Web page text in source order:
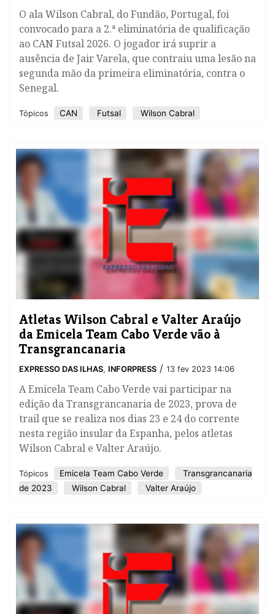
O ala Wilson Cabral, do Fundão, Portugal, foi
convocado para a 2.ª eliminatória de qualificação
ao CAN Futsal 2026. O jogador irá suprir a
ausência de Jair Varela, que contraiu uma lesão na
segunda mão da primeira eliminatória, contra o
Senegal.
Tópicos CAN Futsal Wilson Cabral
Atletas Wilson Cabral e Valter Araújo
da Emicela Team Cabo Verde vão à
Transgrancanaria
EXPRESSO DAS ILHAS, INFORPRESS / 13 fev 2023 14:06
A Emicela Team Cabo Verde vai participar na
edição da Transgrancanaria de 2023, prova de
trail que se realiza nos dias 23 e 24 do corrente
nesta região insular da Espanha, pelos atletas
Wilson Cabral e Valter Araújo.
Tópicos Emicela Team Cabo Verde
Transgrancanaria
de 2023
Wilson Cabral Valter Araújo